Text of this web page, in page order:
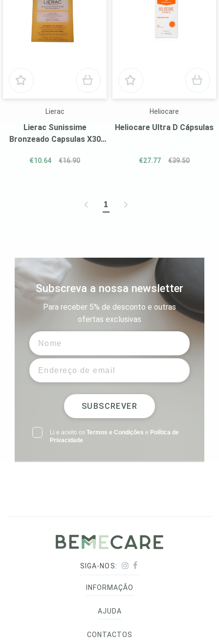
Lierac
Lierac Sunissime
Bronzeado Capsulas X30
€10.64 €16.90
Heliocare
Heliocare Ultra D Cápsulas
€27.77 €39.50
1
Subscreva a nossa newsletter
Para receber 5% de desconto e outras
ofertas exclusivas
SUBSCREVER
Li e aceito os Termos e Condições e Política de
Privacidade
SIGA-NOS:
INFORMAÇÃO
AJUDA
CONTACTOS